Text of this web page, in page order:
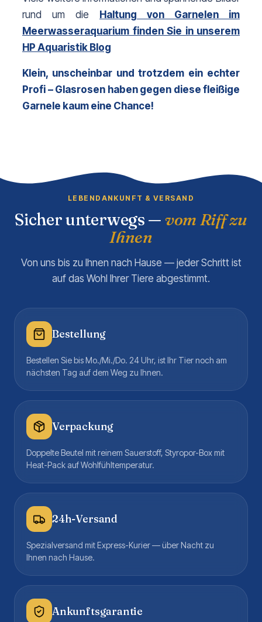
rund um die
Haltung von Garnelen im
Meerwasseraquarium finden Sie in unserem
HP Aquaristik Blog
Klein, unscheinbar und trotzdem ein echter
Profi – Glasrosen haben gegen diese fleißige
Garnele kaum eine Chance!
LEBENDANKUNFT & VERSAND
Sicher unterwegs — vom Riff zu
Ihnen
Von uns bis zu Ihnen nach Hause — jeder Schritt ist
auf das Wohl Ihrer Tiere abgestimmt.
Bestellung
Bestellen Sie bis Mo./Mi./Do. 24 Uhr, ist Ihr Tier noch am
nächsten Tag auf dem Weg zu Ihnen.
Verpackung
Doppelte Beutel mit reinem Sauerstoff, Styropor-Box mit
Heat-Pack auf Wohlfühltemperatur.
24h-Versand
Spezialversand mit Express-Kurier — über Nacht zu
Ihnen nach Hause.
Ankunftsgarantie